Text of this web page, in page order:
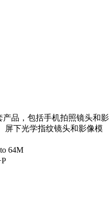
品，包括手机拍照镜头和影
屏下光学指纹镜头和影像模
64M